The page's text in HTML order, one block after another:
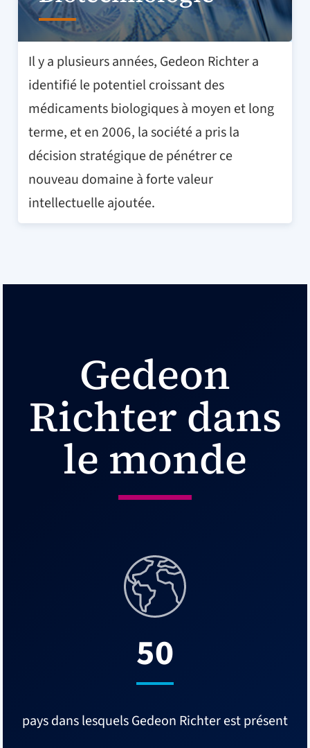
Il y a plusieurs années, Gedeon Richter a
identifié le potentiel croissant des
médicaments biologiques à moyen et long
terme, et en 2006, la société a pris la
décision stratégique de pénétrer ce
nouveau domaine à forte valeur
intellectuelle ajoutée.
Gedeon
Richter dans
le monde
50
pays dans lesquels Gedeon Richter est présent